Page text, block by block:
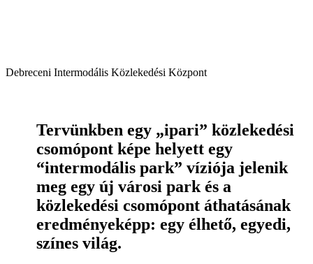
Debreceni Intermodális Közlekedési Központ
Tervünkben egy „ipari” közlekedési
csomópont képe helyett egy
“intermodális park” víziója jelenik
meg egy új városi park és a
közlekedési csomópont áthatásának
eredményeképp: egy élhető, egyedi,
színes világ.